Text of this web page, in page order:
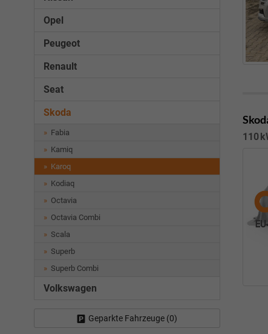
110
Opel
Peugeot
Renault
Seat
Skoda
Fabia
Kamiq
Karoq
Kodiaq
Octavia
Octavia Combi
Scala
Superb
Superb Combi
Volkswagen
Geparkte Fahrzeuge (0)